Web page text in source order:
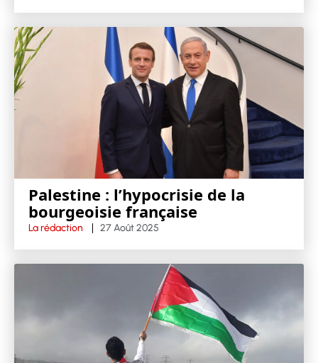
Palestine : l’hypocrisie de la
bourgeoisie française
La rédaction 27 Août 2025